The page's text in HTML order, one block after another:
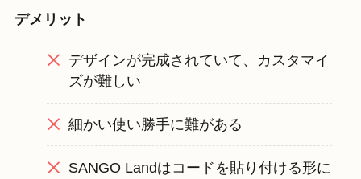
デメリット
デザインが完成されていて、カスタマイ
ズが難しい
細かい使い勝手に難がある
SANGO Landはコードを貼り付ける形に